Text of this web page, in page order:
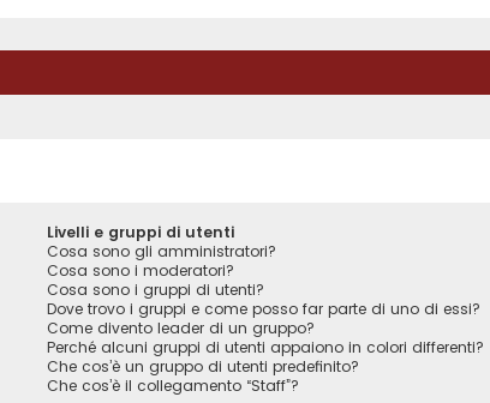
Livelli e gruppi di utenti
Cosa sono gli amministratori?
Cosa sono i moderatori?
Cosa sono i gruppi di utenti?
Dove trovo i gruppi e come posso far parte di uno di essi?
Come divento leader di un gruppo?
Perché alcuni gruppi di utenti appaiono in colori differenti?
Che cos’è un gruppo di utenti predefinito?
Che cos’è il collegamento “Staff”?